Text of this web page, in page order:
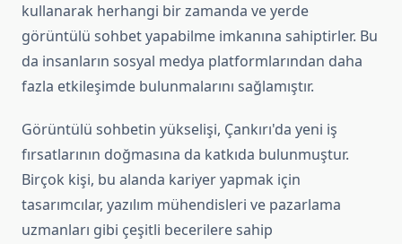
kullanarak herhangi bir zamanda ve yerde
görüntülü sohbet yapabilme imkanına sahiptirler. Bu
da insanların sosyal medya platformlarından daha
fazla etkileşimde bulunmalarını sağlamıştır.
Görüntülü sohbetin yükselişi, Çankırı'da yeni iş
fırsatlarının doğmasına da katkıda bulunmuştur.
Birçok kişi, bu alanda kariyer yapmak için
tasarımcılar, yazılım mühendisleri ve pazarlama
uzmanları gibi çeşitli becerilere sahip